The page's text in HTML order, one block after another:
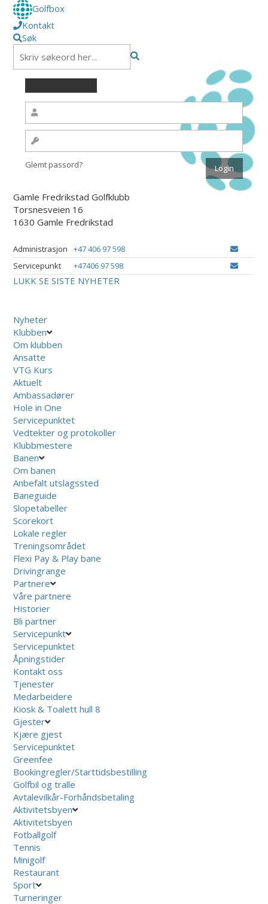
Golfbox
Kontakt
Søk
Glemt passord?
Gamle Fredrikstad Golfklubb
Torsnesveien 16
1630 Gamle Fredrikstad
Administrasjon
+47 406 97 598
Servicepunkt
+47406 97 598
LUKK SE SISTE NYHETER
Nyheter
Klubben
Om klubben
Ansatte
VTG Kurs
Aktuelt
Ambassadører
Hole in One
Servicepunktet
Vedtekter og protokoller
Klubbmestere
Banen
Om banen
Anbefalt utslagssted
Baneguide
Slopetabeller
Scorekort
Lokale regler
Treningsområdet
Flexi Pay & Play bane
Drivingrange
Partnere
Våre partnere
Historier
Bli partner
Servicepunkt
Servicepunktet
Åpningstider
Kontakt oss
Tjenester
Medarbeidere
Kiosk & Toalett hull 8
Gjester
Kjære gjest
Servicepunktet
Greenfee
Bookingregler/Starttidsbestilling
Golfbil og tralle
Avtalevilkår-Forhåndsbetaling
Aktivitetsbyen
Aktivitetsbyen
Fotballgolf
Tennis
Minigolf
Restaurant
Sport
Turneringer